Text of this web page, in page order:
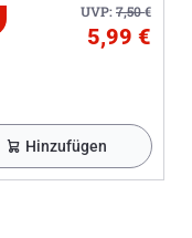
UVP:7,50€
5,99 €
Hinzufügen